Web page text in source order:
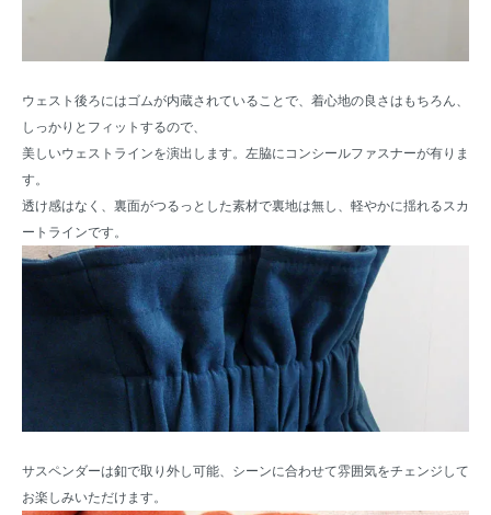
ウェスト後ろにはゴムが内蔵されていることで、着心地の良さはもちろん、
しっかりとフィットするので、
美しいウェストラインを演出します。左脇にコンシールファスナーが有りま
す。
透け感はなく、裏面がつるっとした素材で裏地は無し、軽やかに揺れるスカ
ートラインです。
サスペンダーは釦で取り外し可能、シーンに合わせて雰囲気をチェンジして
お楽しみいただけます。